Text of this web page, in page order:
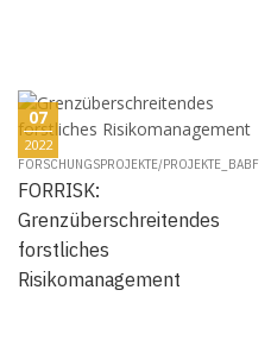
07
2022
FORSCHUNGSPROJEKTE/PROJEKTE_BABF
FORRISK:
Grenzüberschreitendes
forstliches
Risikomanagement